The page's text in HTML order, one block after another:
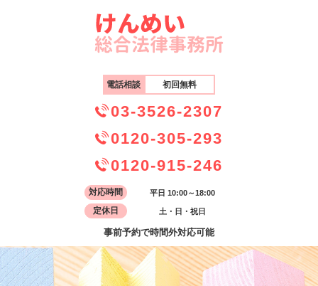
電話相談 初回無料
03-3526-2307
0120-305-293
0120-915-246
対応時間 平日 10:00～18:00
定休日 土・日・祝日
事前予約で時間外対応可能